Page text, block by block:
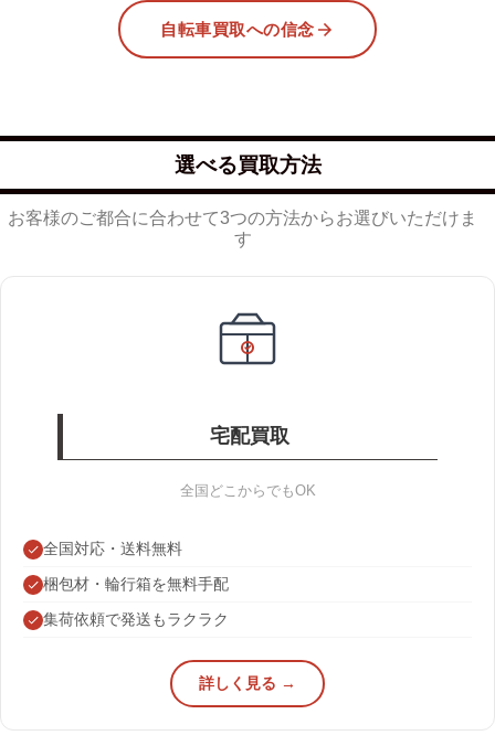
自転車買取への信念
選べる買取方法
お客様のご都合に合わせて3つの方法からお選びいただけま
す
宅配買取
全国どこからでもOK
全国対応・送料無料
梱包材・輪行箱を無料手配
集荷依頼で発送もラクラク
詳しく見る →